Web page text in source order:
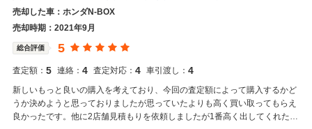
売却した車：ホンダN-BOX
売却時期：2021年9月
総合評価 5
査定額： 5 連絡： 4 査定対応： 4 車引渡し： 4
新しいもっと良いの購入を考えており、今回の査定額によって購入するかど
うか決めようと思っておりましたが思っていたよりも高く買い取ってもらえ
良かったです。他に2店舗見積もりを依頼しましたが1番高く出してくれたの